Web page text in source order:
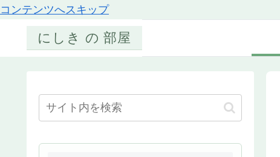
コンテンツへスキップ
にしき の 部屋